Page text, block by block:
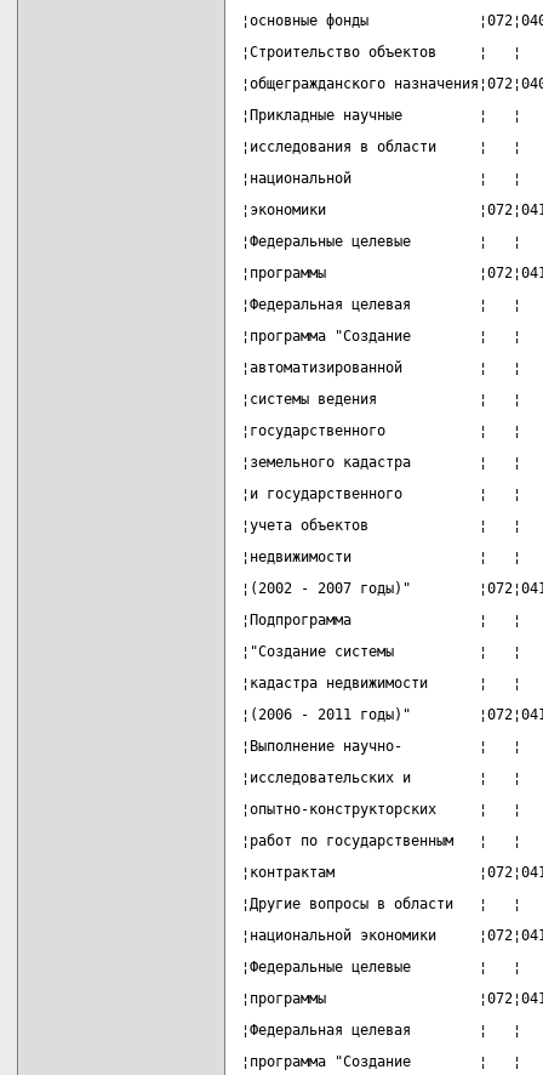
¦основные фонды
¦Строительство объектов
¦общегражданского
¦Прикладные научные
¦исследования в области
¦национальной               ¦
¦экономики
¦Федеральные целевые
¦программы
¦Федеральная целевая
¦программа "Создание
¦автоматизированной
¦системы ведения            ¦
¦государственного
¦земельного кадастра
¦и государственного
¦учета объектов             ¦
¦недвижимости               ¦
¦(2002 - 2007 годы)"
¦Подпрограмма               ¦
¦"Создание системы
¦кадастра недвижимости
¦(2006 - 2011 годы)"
¦Выполнение научно-
¦исследовательских и
¦опытно-конструкторских
¦работ по государственным
¦контрактам
¦Другие вопросы в области
¦национальной экономики
¦Федеральные целевые
¦программы
¦Федеральная целевая
¦программа "Создание